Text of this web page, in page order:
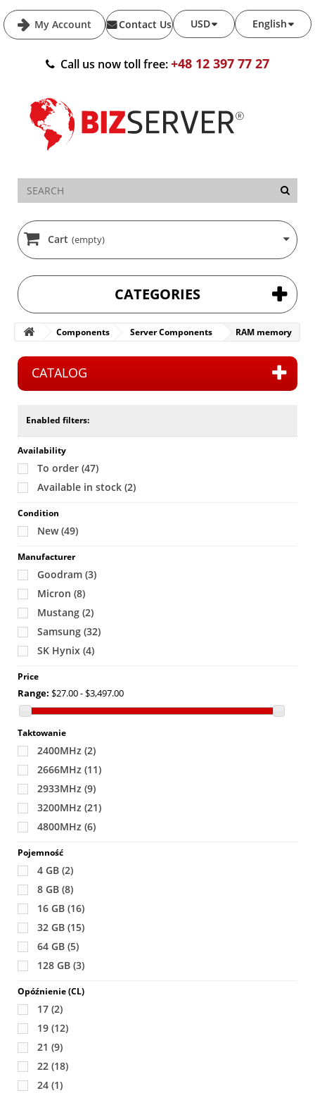
My Account English
USD
Contact Us
Call us now toll free:+48 12 397 77 27
Cart (empty)
CATEGORIES
Components Server Components RAM memory
CATALOG
Enabled filters:
Availability
To order (47)
Available in stock (2)
Condition
New(49)
Manufacturer
Goodram (3)
Micron (8)
Mustang (2)
Samsung (32)
SK Hynix (4)
Price
Range: $27.00 - $3,497.00
Taktowanie
2400MHz (2)
2666MHz (11)
2933MHz (9)
3200MHz (21)
4800MHz (6)
Pojemność
4 GB (2)
8 GB (8)
16 GB (16)
32 GB (15)
64 GB (5)
128 GB (3)
Opóźnienie (CL)
17 (2)
19 (12)
21 (9)
22 (18)
24 (1)